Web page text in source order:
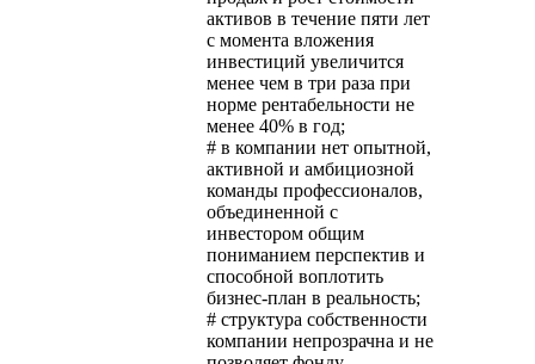
активов в течение пяти лет
с момента вложения
инвестиций увеличится
менее чем в три раза при
норме рентабельности не
менее 40% в год;
# в компании нет опытной,
активной и амбициозной
команды профессионалов,
объединенной с
инвестором общим
пониманием перспектив и
способной воплотить
бизнес-план в реальность;
# структура собственности
компании непрозрачна и не